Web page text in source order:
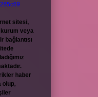
sitesi,
veya
bağlantısı
haber
olup,